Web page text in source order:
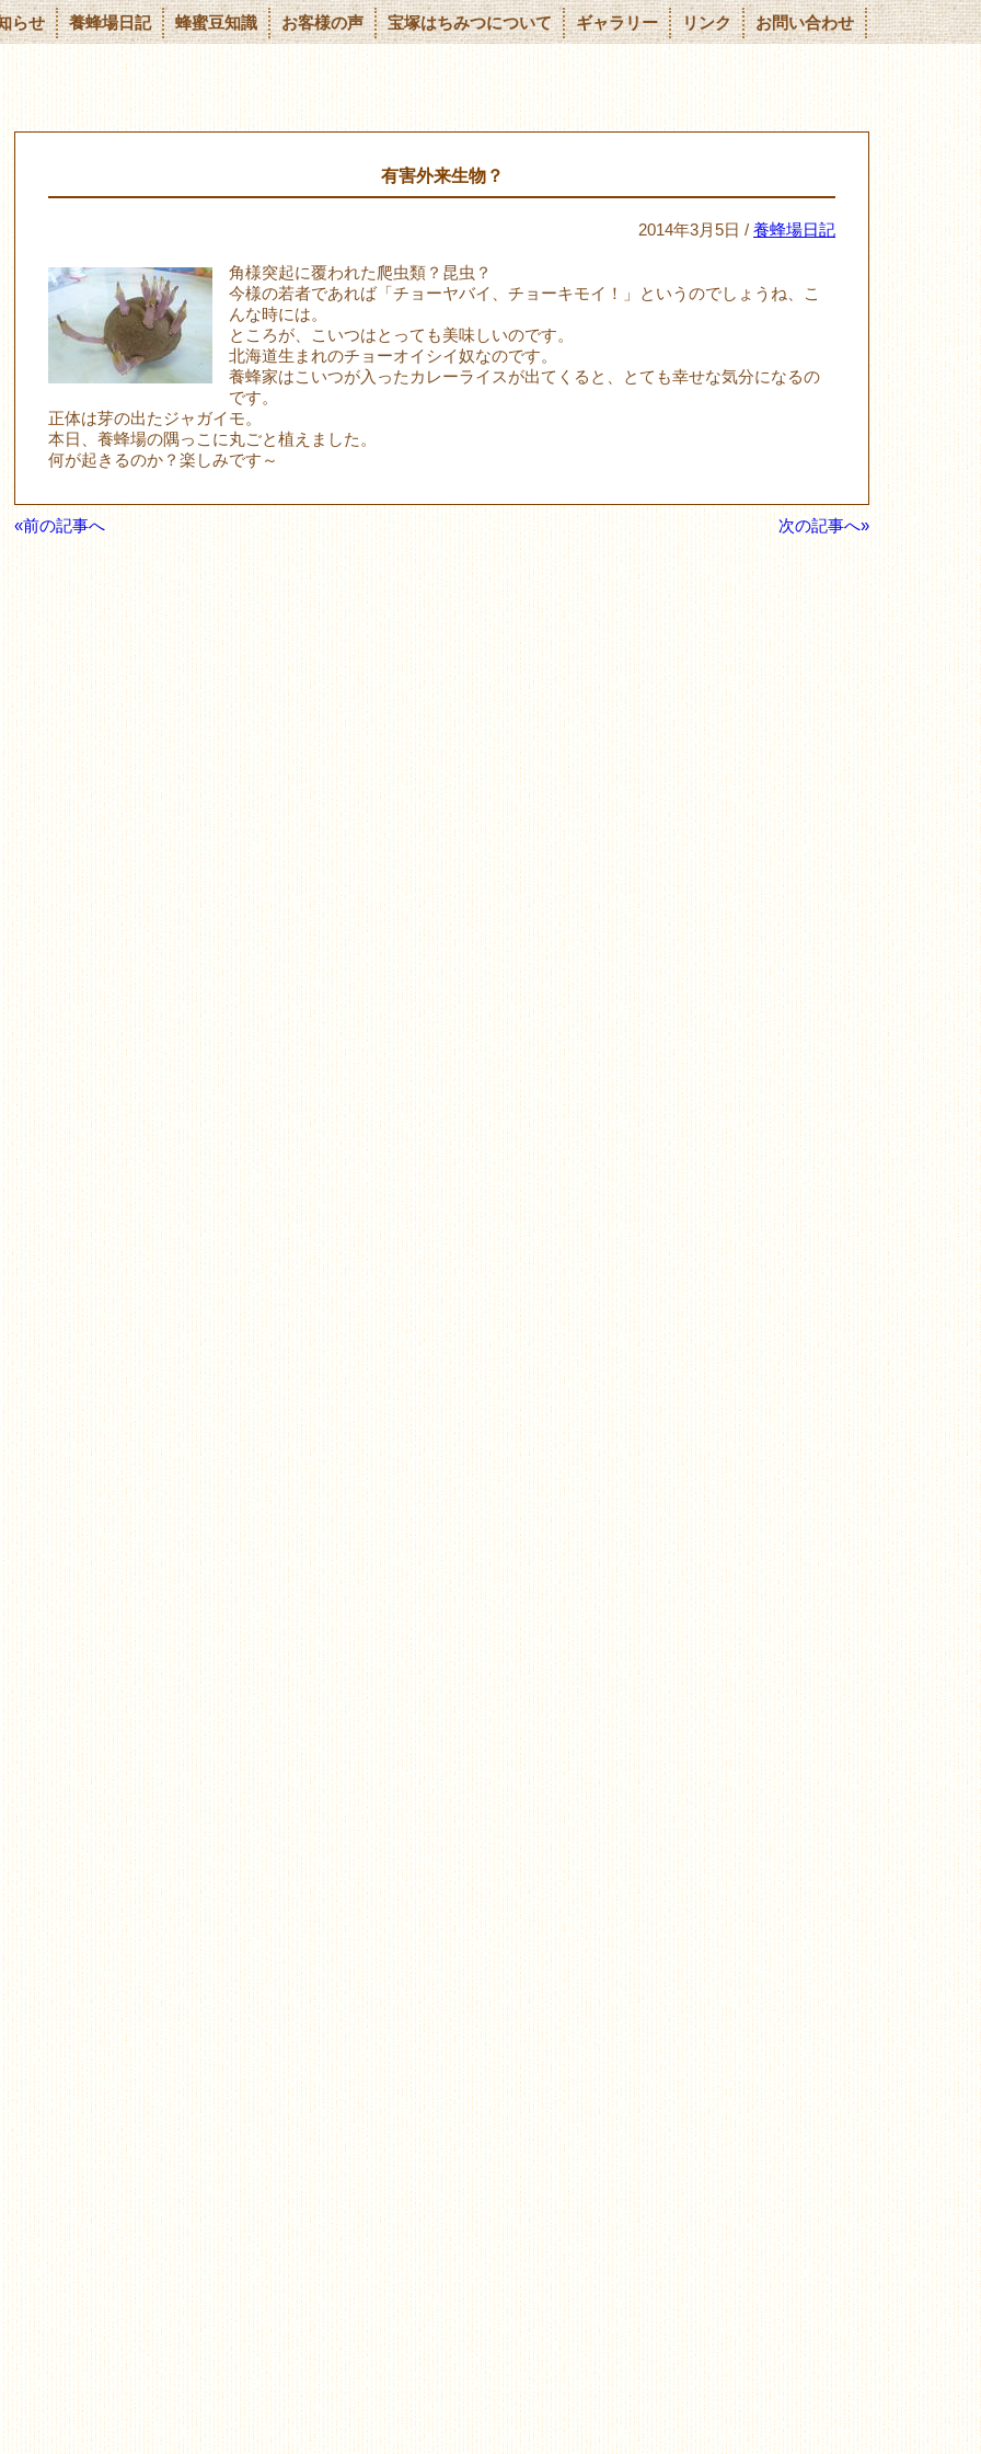
らせ 養蜂場日記 蜂蜜豆知識 お客様の声 宝塚はちみつについて ギャラリー リンク お問い合わせ
有害外来生物？
2014年3月5日 / 養蜂場日記
角様突起に覆われた爬虫類？昆虫？
今様の若者であれば「チョーヤバイ、チョーキモイ！」というのでしょうね、こ
んな時には。
ところが、こいつはとっても美味しいのです。
北海道生まれのチョーオイシイ奴なのです。
養蜂家はこいつが入ったカレーライスが出てくると、とても幸せな気分になるの
です。
正体は芽の出たジャガイモ。
本日、養蜂場の隅っこに丸ごと植えました。
何が起きるのか？楽しみです～
«前の記事へ 次の記事へ»